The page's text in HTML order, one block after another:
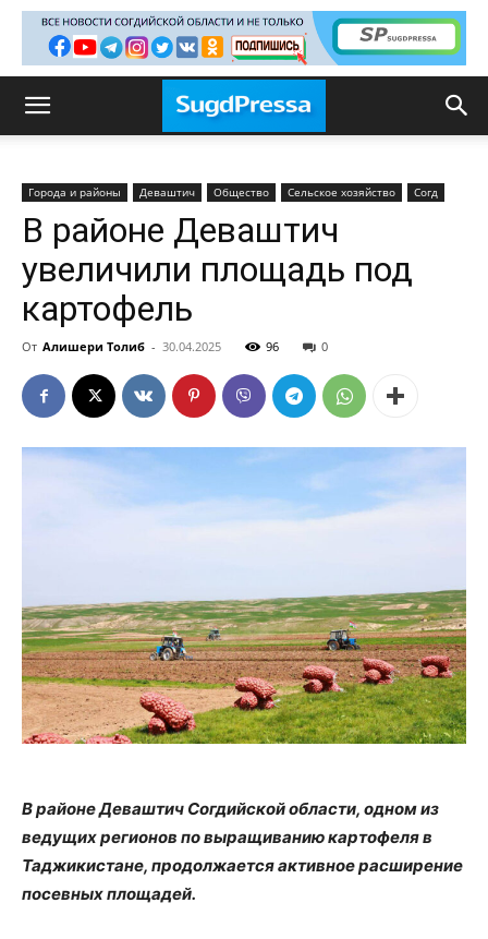
Города и районы Деваштич Общество Сельское хозяйство Согд
В районе Деваштич
увеличили площадь под
картофель
От Алишери Толиб - 30.04.2025 96 0
В районе Деваштич Согдийской области, одном из
ведущих регионов по выращиванию картофеля в
Таджикистане, продолжается активное расширение
посевных площадей.